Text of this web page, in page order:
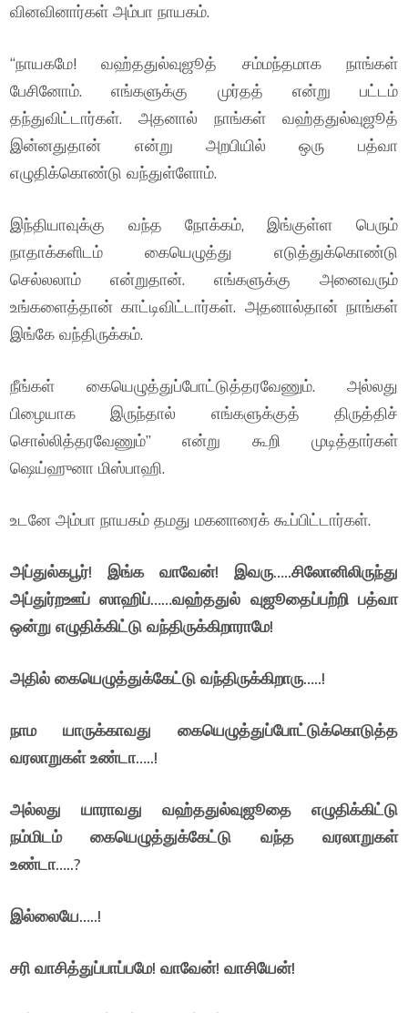
வினவினார்கள் அம்பா நாயகம்.
“நாயகமே! வஹ்ததுல்வுஜூத் சம்மந்தமாக நாங்கள்
பேசினோம். எங்களுக்கு முர்தத் என்று பட்டம்
தந்துவிட்டார்கள். அதனால் நாங்கள் வஹ்ததுல்வுஜூத்
இன்னதுதான் என்று அறபியில் ஒரு பத்வா
எழுதிக்கொண்டு வந்துள்ளோம்.
இந்தியாவுக்கு வந்த நோக்கம், இங்குள்ள பெரும்
நாதாக்களிடம் கையெழுத்து எடுத்துக்கொண்டு
செல்லலாம் என்றுதான். எங்களுக்கு அனைவரும்
உங்களைத்தான் காட்டிவிட்டார்கள். அதனால்தான் நாங்கள்
இங்கே வந்திருக்கம்.
நீங்கள் கையெழுத்துப்போட்டுத்தரவேணும். அல்லது
பிழையாக இருந்தால் எங்களுக்குத் திருத்திச்
சொல்லித்தரவேணும்” என்று கூறி முடித்தார்கள்
ஷெய்ஹுனா மிஸ்பாஹி.
உடனே அம்பா நாயகம் தமது மகனாரைக் கூப்பிட்டார்கள்.
அப்துல்கபூர்! இங்க வாவேன்! இவரு…..சிலோனிலிருந்து
அப்துர்றஊப் ஸாஹிப்……வஹ்ததுல் வுஜூதைப்பற்றி பத்வா
ஒன்று எழுதிக்கிட்டு வந்திருக்கிறாராமே!
அதில் கையெழுத்துக்கேட்டு வந்திருக்கிறாரு…..!
நாம யாருக்காவது கையெழுத்துப்போட்டுக்கொடுத்த
வரலாறுகள் உண்டா…..!
அல்லது யாராவது வஹ்ததுல்வுஜூதை எழுதிக்கிட்டு
நம்மிடம் கையெழுத்துக்கேட்டு வந்த வரலாறுகள்
உண்டா…..?
இல்லையே…..!
சரி வாசித்துப்பாப்பமே! வாவேன்! வாசியேன்!